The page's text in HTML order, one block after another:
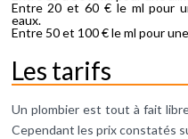
Entre 20 et 60 € le ml pour
eaux.
Entre 50 et 100 € le ml pour
Les tarifs
Un plombier est tout à fait
Cependant les prix constatés